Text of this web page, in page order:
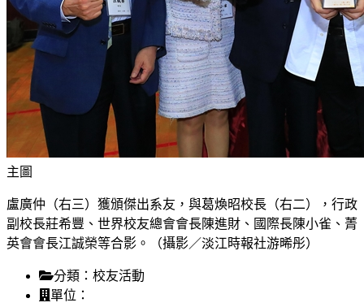
主圖
盧廣仲（右三）獲頒傑出系友，與葛煥昭校長（右二），行政
副校長莊希豐、世界校友總會會長陳進財、國際長陳小雀、菁
英會會長江誠榮等合影。（攝影／淡江時報社游晞彤）
分類： 校友活動
單位：